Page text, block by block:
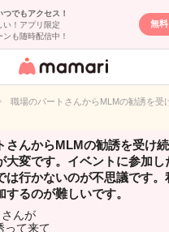
つでもアクセス！
い！アプリ限定
ンも随時配信中！
無
女性専用匿名QA
イト
職場のパートさんからMLMの勧誘を
さんからMLMの勧誘を受け
大変です。イベントに参加し
は行かないのが不思議です。
するのが難しいです。
んが
って来て